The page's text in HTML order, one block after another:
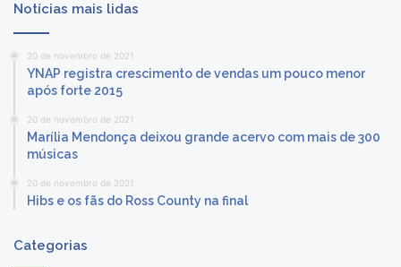
Notícias mais lidas
20 de novembro de 2021
YNAP registra crescimento de vendas um pouco menor
após forte 2015
20 de novembro de 2021
Marília Mendonça deixou grande acervo com mais de 300
músicas
20 de novembro de 2021
Hibs e os fãs do Ross County na final
Categorias